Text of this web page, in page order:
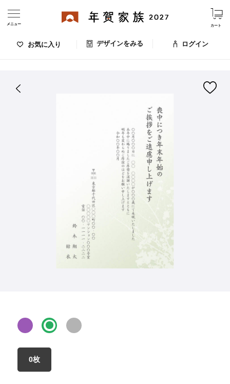
お気に入り デザインをみる
カート
ログイン
メニュー
デザインをみる
年賀家族について
お問い合わせ
0枚